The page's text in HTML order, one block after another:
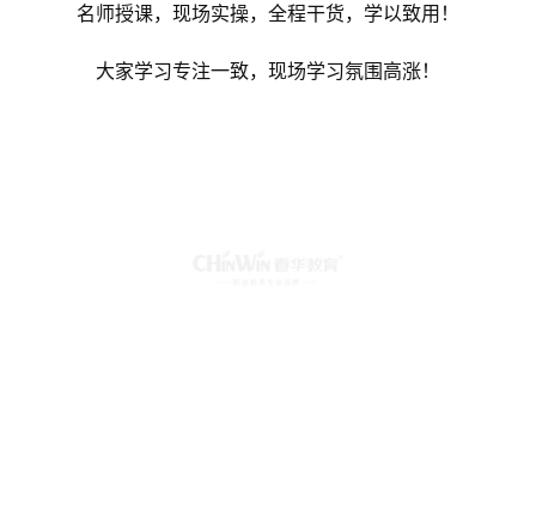
名师授课，现场实操，全程干货，学以致用！
大家学习专注一致，现场学习氛围高涨！